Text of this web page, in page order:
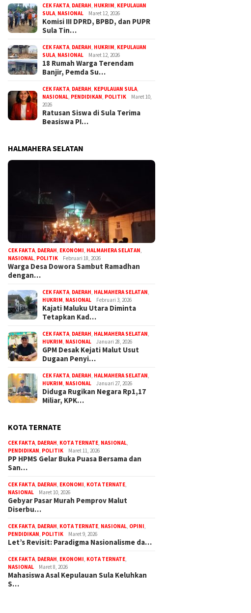
CEK FAKTA DAERAH HUKRIM KEPULAUAN
SULA NASIONAL Maret 12, 2026
Komisi III DPRD, BPBD, dan PUPR
Sula Tin…
CEK FAKTA DAERAH HUKRIM KEPULAUAN
SULA NASIONAL Maret 12, 2026
18 Rumah Warga Terendam
Banjir, Pemda Su…
CEK FAKTA DAERAH KEPULAUAN SULA
NASIONAL PENDIDIKAN POLITIK
Maret 10,
2026
Ratusan Siswa di Sula Terima
Beasiswa PI…
HALMAHERA SELATAN
CEK FAKTA, DAERAH, EKONOMI, HALMAHERA SELATAN,
NASIONAL, POLITIK Februari 18, 2026
Warga Desa Dowora Sambut Ramadhan
dengan…
CEK FAKTA, DAERAH, HALMAHERA SELATAN,
HUKRIM, NASIONAL Februari 3, 2026
Kajati Maluku Utara Diminta
Tetapkan Kad…
CEK FAKTA, DAERAH, HALMAHERA SELATAN,
HUKRIM, NASIONAL Januari 28, 2026
GPM Desak Kejati Malut Usut
Dugaan Penyi…
CEK FAKTA, DAERAH, HALMAHERA SELATAN,
HUKRIM, NASIONAL Januari 27, 2026
Diduga Rugikan Negara Rp1,17
Miliar, KPK…
KOTA TERNATE
CEK FAKTA, DAERAH, KOTA TERNATE, NASIONAL,
PENDIDIKAN, POLITIK Maret 11, 2026
PP HPMS Gelar Buka Puasa Bersama dan
San…
CEK FAKTA, DAERAH, EKONOMI, KOTA TERNATE,
NASIONAL
Maret 10, 2026
Gebyar Pasar Murah Pemprov Malut
Diserbu…
CEK FAKTA, DAERAH, KOTA TERNATE, NASIONAL, OPINI,
PENDIDIKAN, POLITIK Maret 9, 2026
Let’s Revisit: Paradigma Nasionalisme da…
CEK FAKTA, DAERAH, EKONOMI, KOTA TERNATE,
NASIONAL
Maret 8, 2026
Mahasiswa Asal Kepulauan Sula Keluhkan
S…